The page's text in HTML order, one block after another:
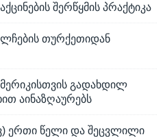
შერწყმის პრაქტიკა
თურქეთიდან
გადახდილ
აინაზღაურებს
ერთი წელი და შეცვლილი